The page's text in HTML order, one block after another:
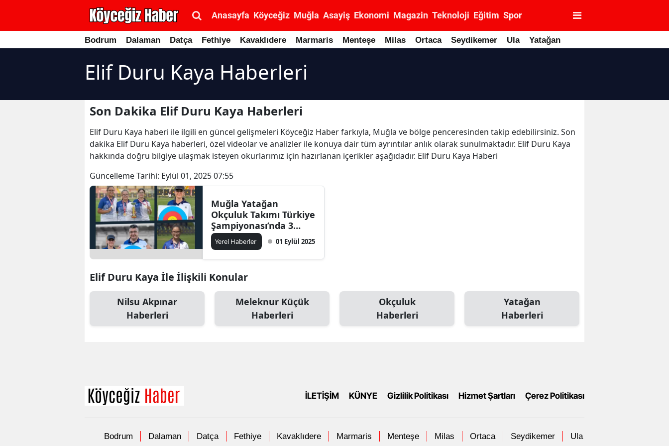
Anasayfa Köyceğiz Muğla Asayiş Ekonomi Magazin Teknoloji Eğitim Spor
Bodrum Dalaman Datça Fethiye Kavaklıdere Marmaris Menteşe Milas Ortaca Seydikemer Ula Yatağan
Elif Duru Kaya Haberleri
Son Dakika Elif Duru Kaya Haberleri
Elif Duru Kaya haberi ile ilgili en güncel gelişmeleri Köyceğiz Haber farkıyla, Muğla ve bölge penceresinden takip edebilirsiniz. Son
dakika Elif Duru Kaya haberleri, özel videolar ve analizler ile konuya dair tüm ayrıntılar anlık olarak sunulmaktadır. Elif Duru Kaya
hakkında doğru bilgiye ulaşmak isteyen okurlarımız için hazırlanan içerikler aşağıdadır. Elif Duru Kaya Haberi
Güncelleme Tarihi: Eylül 01, 2025 07:55
Muğla Yatağan
Okçuluk Takımı Türkiye
Şampiyonası’nda 3
Madalya Kazandı
Yerel Haberler 01 Eylül 2025
Elif Duru Kaya İle İlişkili Konular
Nilsu Akpınar
Haberleri
Meleknur Küçük
Haberleri
Okçuluk
Haberleri
Yatağan
Haberleri
İLETİŞİM KÜNYE Gizlilik Politikası Hizmet Şartları Çerez Politikası
Bodrum Dalaman Datça Fethiye Kavaklıdere Marmaris Menteşe Milas Ortaca Seydikemer Ula